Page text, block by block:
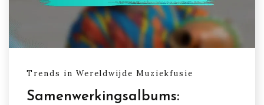
Trends in Wereldwijde Muziekfusie
Samenwerkingsalbums: